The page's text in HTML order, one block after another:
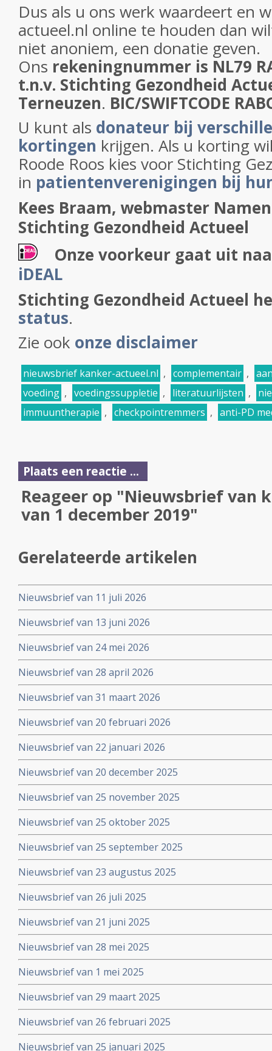
Dus als u ons werk waardeert en
actueel.nl online te houden dan
niet anoniem, een donatie geven.
Ons rekeningnummer is NL79
t.n.v. Stichting Gezondheid
Terneuzen. BIC/SWIFTCODE
U kunt als donateur bij
kortingen krijgen. Als u korting
Roode Roos kies voor Stichting
in patientenverenigingen bij
Kees Braam, webmaster
Stichting Gezondheid Actueel
Onze voorkeur gaat uit
iDEAL
Stichting Gezondheid Actueel
status.
Zie ook onze disclaimer
nieuwsbrief kanker-actueel.nl , complementair ,
voeding , voedingssuppletie , literatuurlijsten ,
immuuntherapie , checkpointremmers , anti-PD
Plaats een reactie ...
Reageer op "Nieuwsbrief van
van 1 december 2019"
Gerelateerde artikelen
Nieuwsbrief van 11 juli 2026
Nieuwsbrief van 13 juni 2026
Nieuwsbrief van 24 mei 2026
Nieuwsbrief van 28 april 2026
Nieuwsbrief van 31 maart 2026
Nieuwsbrief van 20 februari 2026
Nieuwsbrief van 22 januari 2026
Nieuwsbrief van 20 december 2025
Nieuwsbrief van 25 november 2025
Nieuwsbrief van 25 oktober 2025
Nieuwsbrief van 25 september 2025
Nieuwsbrief van 23 augustus 2025
Nieuwsbrief van 26 juli 2025
Nieuwsbrief van 21 juni 2025
Nieuwsbrief van 28 mei 2025
Nieuwsbrief van 1 mei 2025
Nieuwsbrief van 29 maart 2025
Nieuwsbrief van 26 februari 2025
Nieuwsbrief van 25 januari 2025